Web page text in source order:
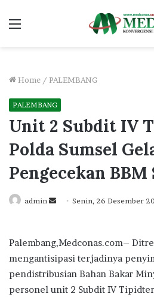
Menu
Home / PALEMBANG
PALEMBANG
Unit 2 Subdit IV
Polda Sumsel
Pengecekan
admin
Send Senin, 26 Desember
Palembang,Medconas.com–
mengantisipasi terjadinya
pendistribusian Bahan Bakar
personel unit 2 Subdit IV Tipidter